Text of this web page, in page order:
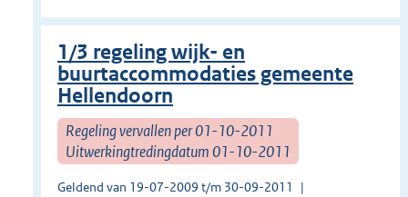
1/3 regeling wijk- en
buurtaccommodaties gemeente
Hellendoorn
Regeling vervallen per 01-10-2011
Uitwerkingtredingdatum 01-10-2011
Geldend van 19-07-2009 t/m 30-09-2011